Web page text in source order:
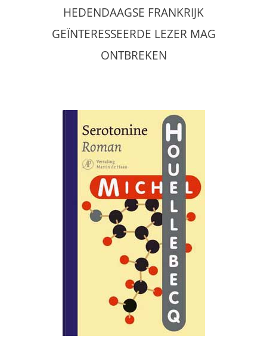
HEDENDAAGSE FRANKRIJK
GEÏNTERESSEERDE LEZER MAG
ONTBREKEN